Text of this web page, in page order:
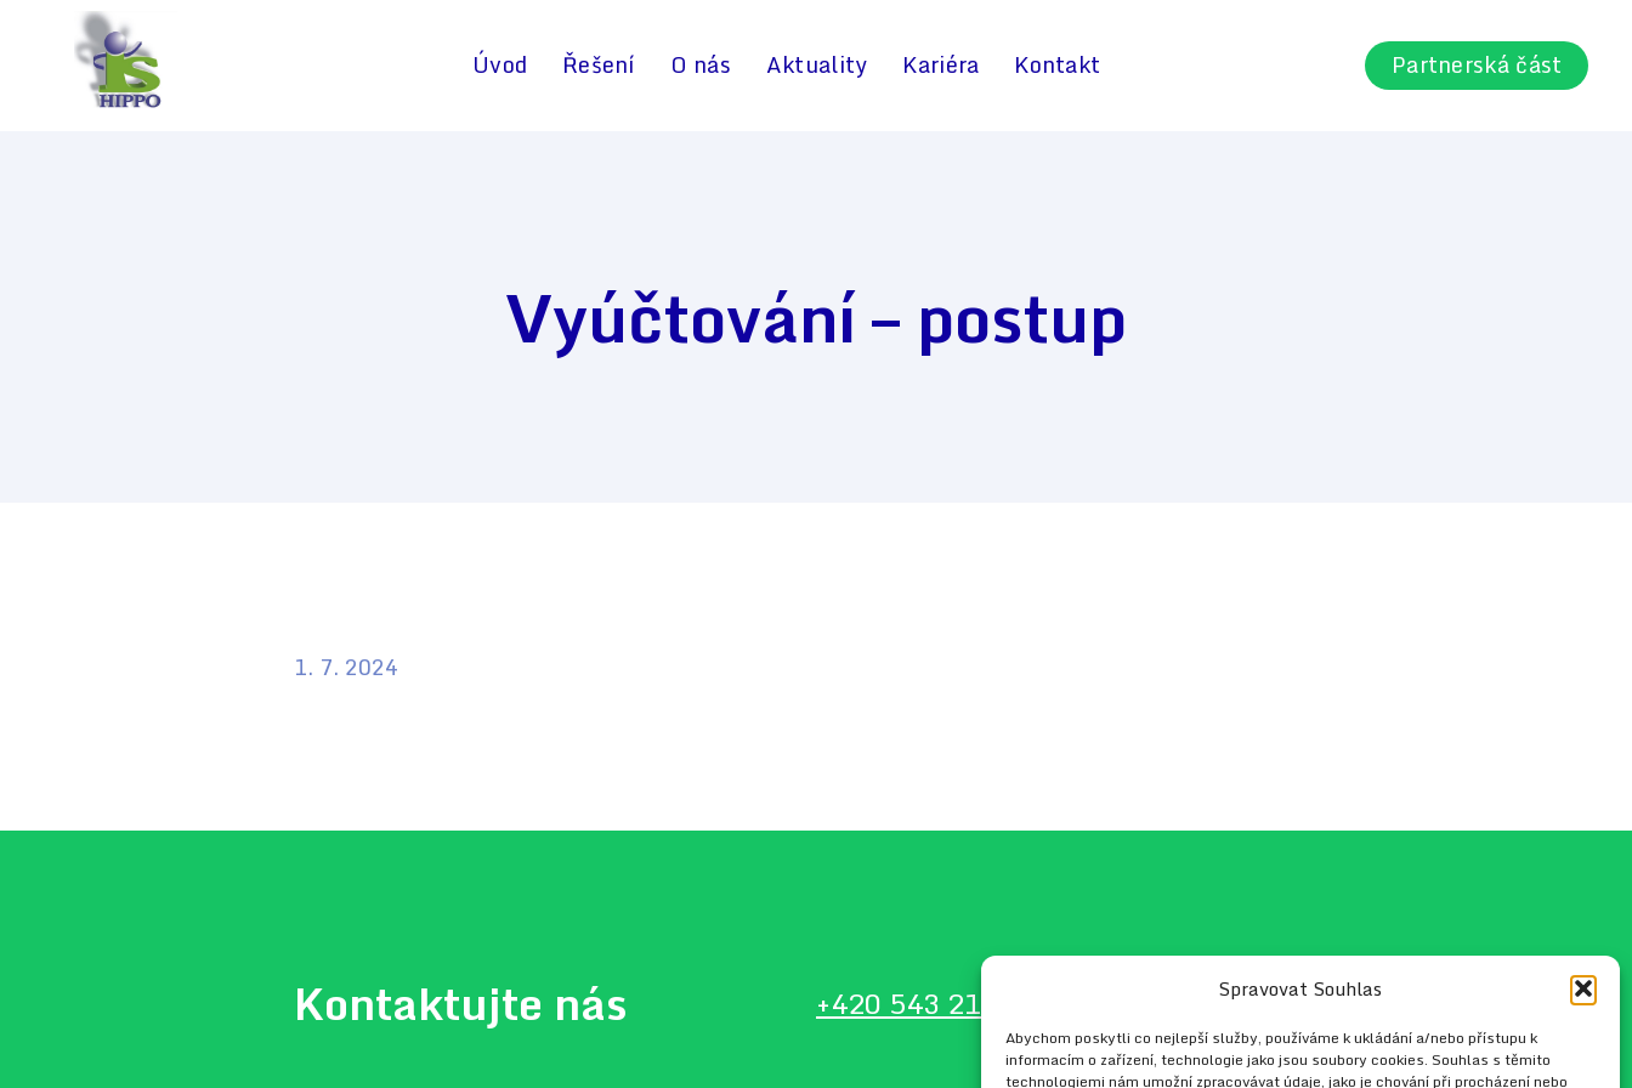
Spravovat Souhlas
Abychom poskytli co nejlepší služby, používáme k ukládání a/nebo přístupu k
informacím o zařízení, technologie jako jsou soubory cookies. Souhlas s těmito
technologiemi nám umožní zpracovávat údaje, jako je chování při procházení nebo
Úvod Řešení O nás Aktuality Kariéra Kontakt Partnerská část
Vyúčtování – postup
1. 7. 2024
Kontaktujte nás +420 543 210 134 info@hippo.cz